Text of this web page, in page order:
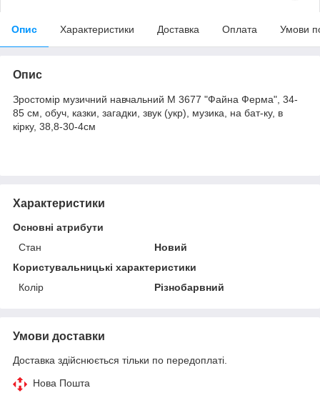
Опис Характеристики Доставка Оплата Умови
Опис
Зростомір музичний навчальний M 3677 "Файна Ферма", 34-
85 см, обуч, казки, загадки, звук (укр), музика, на бат-ку, в
кірку, 38,8-30-4см
Характеристики
Основні атрибути
Стан
Новий
Користувальницькі характеристики
Колір
Різнобарвний
Умови доставки
Доставка здійснюється тільки по передоплаті.
Нова Пошта